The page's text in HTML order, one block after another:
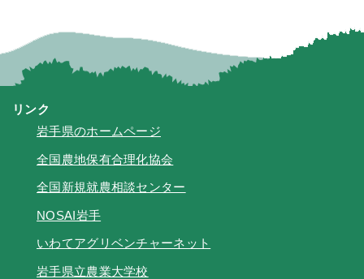
リンク
岩手県のホームページ
全国農地保有合理化協会
全国新規就農相談センター
NOSAI岩手
いわてアグリベンチャーネット
岩手県立農業大学校